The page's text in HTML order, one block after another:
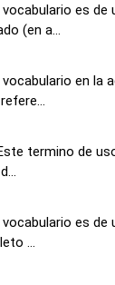
es de
(en a...
en la
termino de
es de
...